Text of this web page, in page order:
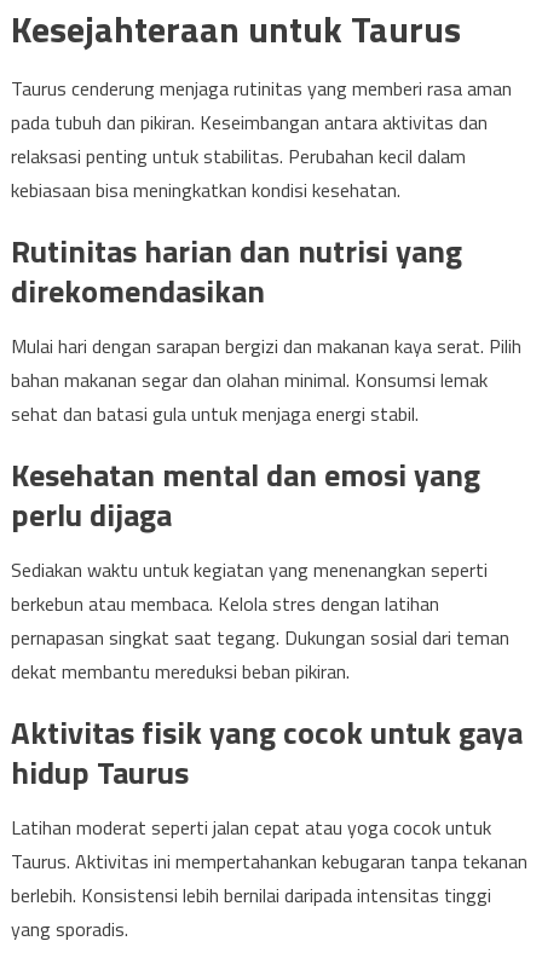
Kesejahteraan untuk Taurus
Taurus cenderung menjaga rutinitas yang memberi rasa aman
pada tubuh dan pikiran. Keseimbangan antara aktivitas dan
relaksasi penting untuk stabilitas. Perubahan kecil dalam
kebiasaan bisa meningkatkan kondisi kesehatan.
Rutinitas harian dan nutrisi yang
direkomendasikan
Mulai hari dengan sarapan bergizi dan makanan kaya serat. Pilih
bahan makanan segar dan olahan minimal. Konsumsi lemak
sehat dan batasi gula untuk menjaga energi stabil.
Kesehatan mental dan emosi yang
perlu dijaga
Sediakan waktu untuk kegiatan yang menenangkan seperti
berkebun atau membaca. Kelola stres dengan latihan
pernapasan singkat saat tegang. Dukungan sosial dari teman
dekat membantu mereduksi beban pikiran.
Aktivitas fisik yang cocok untuk gaya
hidup Taurus
Latihan moderat seperti jalan cepat atau yoga cocok untuk
Taurus. Aktivitas ini mempertahankan kebugaran tanpa tekanan
berlebih. Konsistensi lebih bernilai daripada intensitas tinggi
yang sporadis.